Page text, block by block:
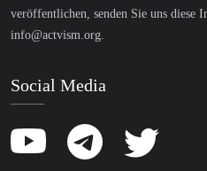
veröffentlichen, senden Sie uns diese
info@actvism.org.
Social Media